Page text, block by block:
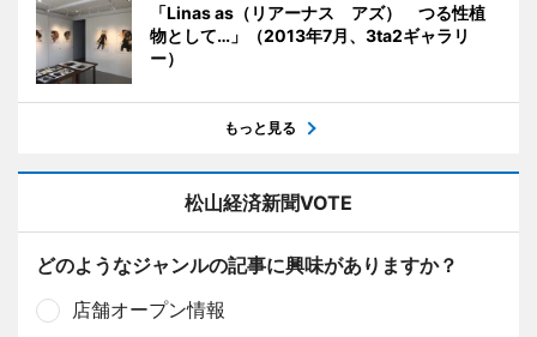
「Linas as（リアーナス アズ） つる性植
物として…」（2013年7月、3ta2ギャラリ
ー）
もっと見る
松山経済新聞VOTE
どのようなジャンルの記事に興味がありますか？
店舗オープン情報